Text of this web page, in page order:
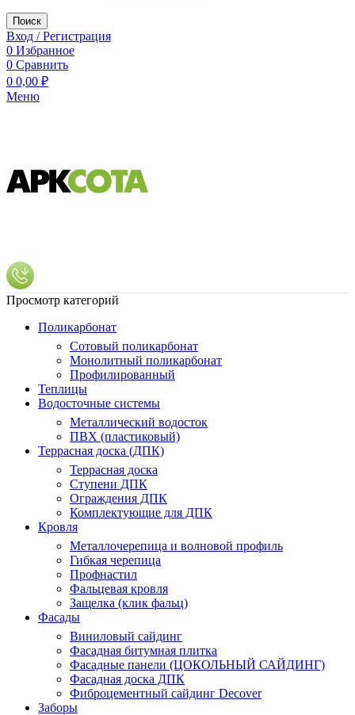
Поиск
Вход / Регистрация
0 Избранное
0 Сравнить
0 0,00 ₽
Меню
Просмотр категорий
Поликарбонат
Сотовый поликарбонат
Монолитный поликарбонат
Профилированный
Теплицы
Водосточные системы
Металлический водосток
ПВХ (пластиковый)
Террасная доска (ДПК)
Террасная доска
Ступени ДПК
Ограждения ДПК
Комплектующие для ДПК
Кровля
Металлочерепица и волновой профиль
Гибкая черепица
Профнастил
Фальцевая кровля
Защелка (клик фальц)
Фасады
Виниловый сайдинг
Фасадная битумная плитка
Фасадные панели (ЦОКОЛЬНЫЙ САЙДИНГ)
Фасадная доска ДПК
Фиброцементный сайдинг Decover
Заборы